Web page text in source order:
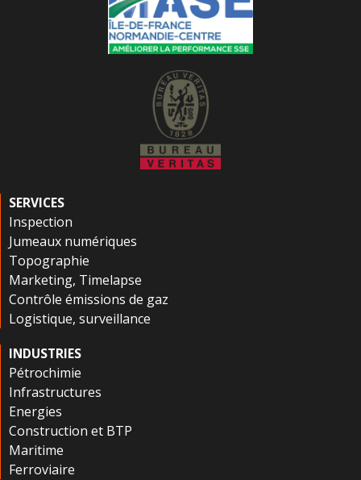
SERVICES
Inspection
Jumeaux numériques
Topographie
Marketing, Timelapse
Contrôle émissions de gaz
Logistique, surveillance
INDUSTRIES
Pétrochimie
Infrastructures
Energies
Construction et BTP
Maritime
Ferroviaire